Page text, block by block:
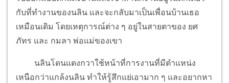
กับที่ทำงานของนลิน และจะกลับมาเป็นเพื่อนบ้านเธอ
เหมือนเดิม โดยเหตุการณ์ต่าง ๆ อยู่ในสายตาของ ยศ
ภัทร และ กมลา พ่อแม่ของเขา
นลินโดนแตงกวาใช้หน้าที่การงานที่มีตำแหน่ง
เหนือกว่าแกล้งนลิน ทำให้รู้สึกแย่เอามาก ๆ และอยากหา